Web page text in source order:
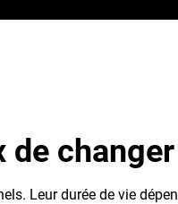
Leur durée de vie